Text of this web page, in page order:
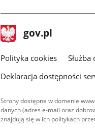
stopka
gov.pl Strona
gov.pl
gov.pl
Polityka cookies
Deklaracja dostępności
Strony dostępne w domenie
danych (adres e-mail oraz
znajdują się w ich politykach